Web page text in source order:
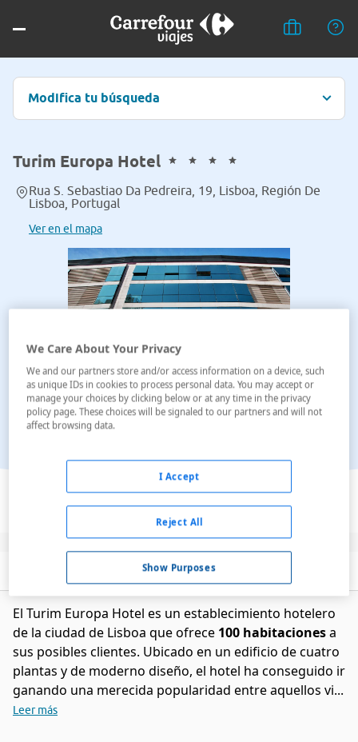
Modifica tu búsqueda
Turim Europa Hotel
Rua S. Sebastiao Da Pedreira, 19, Lisboa, Región De
Lisboa, Portugal
Ver en el mapa
Ver en el mapa
Servicios
El Turim Europa Hotel es un establecimiento hotelero
de la ciudad de Lisboa que ofrece 100 habitacionesa
sus posibles clientes. Ubicado en un edificio de cuatro
plantas y de moderno diseño, el hotel ha conseguido ir
ganando una merecida popularidad entre aquellos vi...
Leer más
We Care About Your Privacy
We and our partners store and/or access information on a device, such
as unique IDs in cookies to process personal data. You may accept or
manage your choices by clicking below or at any time in the privacy
policy page. These choices will be signaled to our partners and will not
affect browsing data.
Show Purposes
Reject All
I Accept